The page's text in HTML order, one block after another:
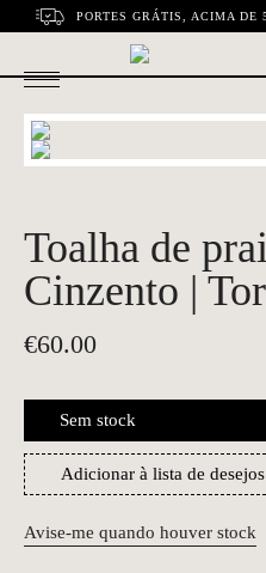
PORTES GRÁTIS, ACIMA DE
Toalha de
Cinzento |
€60.00
Sem stock
Adicionar à lista de desejos
Avise-me quando houver stock